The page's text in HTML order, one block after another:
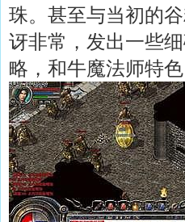
珠。甚至与当初的
讶非常，发出一些
略，和牛魔法师特